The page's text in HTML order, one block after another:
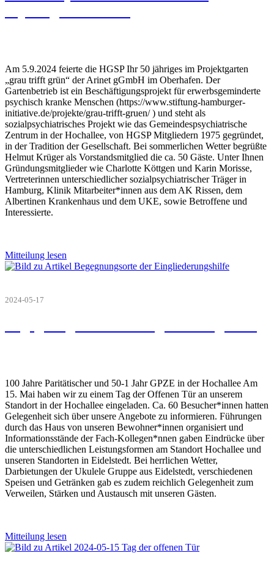
Am 5.9.2024 feierte die HGSP Ihr 50 jähriges im Projektgarten
„grau trifft grün“ der Arinet gGmbH im Oberhafen. Der
Gartenbetrieb ist ein Beschäftigungsprojekt für erwerbsgeminderte
psychisch kranke Menschen (https://www.stiftung-hamburger-
initiative.de/projekte/grau-trifft-gruen/ ) und steht als
sozialpsychiatrisches Projekt wie das Gemeindespsychiatrische
Zentrum in der Hochallee, von HGSP Mitgliedern 1975 gegründet,
in der Tradition der Gesellschaft. Bei sommerlichen Wetter begrüßte
Helmut Krüger als Vorstandsmitglied die ca. 50 Gäste. Unter Ihnen
Gründungsmitglieder wie Charlotte Köttgen und Karin Morisse,
Vertreterinnen unterschiedlicher sozialpsychiatrischer Träger in
Hamburg, Klinik Mitarbeiter*innen aus dem AK Rissen, dem
Albertinen Krankenhaus und dem UKE, sowie Betroffene und
Interessierte.
Mitteilung lesen
2024-05-17
100 Jahre Paritätischer und 50-1 Jahr GPZE in der Hochallee Am
15. Mai haben wir zu einem Tag der Offenen Tür an unserem
Standort in der Hochallee eingeladen. Ca. 60 Besucher*innen hatten
Gelegenheit sich über unsere Angebote zu informieren. Führungen
durch das Haus von unseren Bewohner*innen organisiert und
Informationsstände der Fach-Kollegen*nnen gaben Eindrücke über
die unterschiedlichen Leistungsformen am Standort Hochallee und
unseren Standorten in Eidelstedt. Bei herrlichen Wetter,
Darbietungen der Ukulele Gruppe aus Eidelstedt, verschiedenen
Speisen und Getränken gab es zudem reichlich Gelegenheit zum
Verweilen, Stärken und Austausch mit unseren Gästen.
Mitteilung lesen